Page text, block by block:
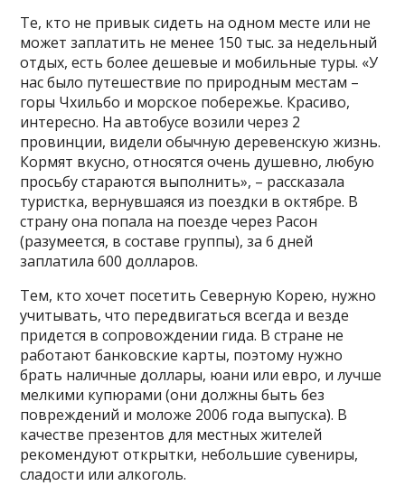
Те, кто не привык сидеть на одном месте или не
может заплатить не менее 150 тыс. за недельный
отдых, есть более дешевые и мобильные туры. «У
нас было путешествие по природным местам –
горы Чхильбо и морское побережье. Красиво,
интересно. На автобусе возили через 2
провинции, видели обычную деревенскую жизнь.
Кормят вкусно, относятся очень душевно, любую
просьбу стараются выполнить», – рассказала
туристка, вернувшаяся из поездки в октябре. В
страну она попала на поезде через Расон
(разумеется, в составе группы), за 6 дней
заплатила 600 долларов.
Тем, кто хочет посетить Северную Корею, нужно
учитывать, что передвигаться всегда и везде
придется в сопровождении гида. В стране не
работают банковские карты, поэтому нужно
брать наличные доллары, юани или евро, и лучше
мелкими купюрами (они должны быть без
повреждений и моложе 2006 года выпуска). В
качестве презентов для местных жителей
рекомендуют открытки, небольшие сувениры,
сладости или алкоголь.